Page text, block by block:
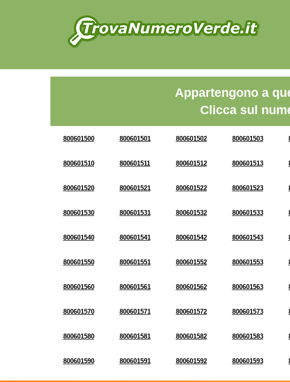
Appartengono a
Clicca sul
800601500 800601501 800601502 800601503
800601510 800601511 800601512 800601513
800601520 800601521 800601522 800601523
800601530 800601531 800601532 800601533
800601540 800601541 800601542 800601543
800601550 800601551 800601552 800601553
800601560 800601561 800601562 800601563
800601570 800601571 800601572 800601573
800601580 800601581 800601582 800601583
800601590 800601591 800601592 800601593